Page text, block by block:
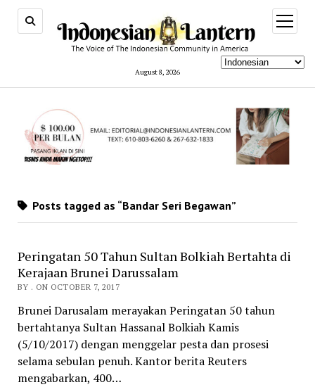
August 8, 2026
open
menu
Posts tagged as “Bandar Seri Begawan”
Peringatan 50 Tahun Sultan Bolkiah Bertahta di
Kerajaan Brunei Darussalam
BY . ON OCTOBER 7, 2017
Brunei Darusalam merayakan Peringatan 50 tahun
bertahtanya Sultan Hassanal Bolkiah Kamis
(5/10/2017) dengan menggelar pesta dan prosesi
selama sebulan penuh. Kantor berita Reuters
mengabarkan, 400…